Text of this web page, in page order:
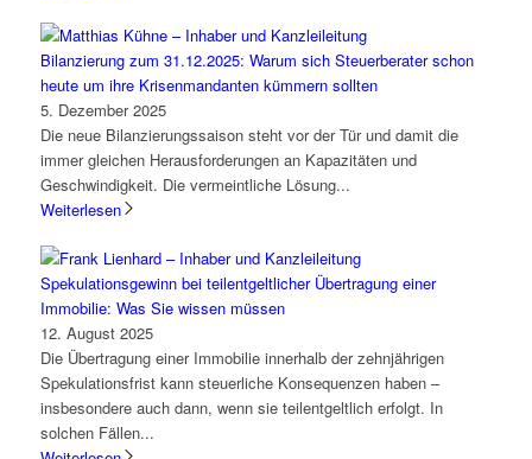
Bilanzierung zum 31.12.2025: Warum sich Steuerberater schon
heute um ihre Krisenmandanten kümmern sollten
5. Dezember 2025
Die neue Bilanzierungssaison steht vor der Tür und damit die
immer gleichen Herausforderungen an Kapazitäten und
Geschwindigkeit. Die vermeintliche Lösung...
Weiterlesen
Spekulationsgewinn bei teilentgeltlicher Übertragung einer
Immobilie: Was Sie wissen müssen
12. August 2025
Die Übertragung einer Immobilie innerhalb der zehnjährigen
Spekulationsfrist kann steuerliche Konsequenzen haben –
insbesondere auch dann, wenn sie teilentgeltlich erfolgt. In
solchen Fällen...